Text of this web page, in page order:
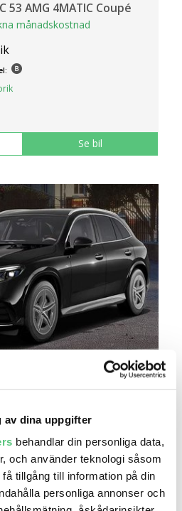
av dina uppgifter
behandlar din personliga data,
och använder teknologi såsom
tillgång till information på din
personliga annonser och
53 AMG 4MATIC Coupé
månadskostnad
Se bil
53 AMG 4MATIC SUV
månadskostnad